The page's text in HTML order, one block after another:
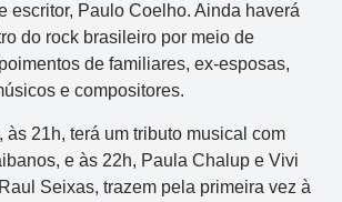
escritor, Paulo Coelho. Ainda haverá
do rock brasileiro por meio de
de familiares, ex-esposas,
e compositores.
às 21h, terá um tributo musical com
e às 22h, Paula Chalup e Vivi
Seixas, trazem pela primeira vez à